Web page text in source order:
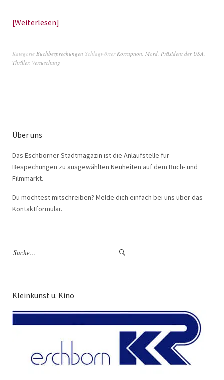
Weiterlesen
Kategorie Buchbesprechungen SchlagwörterKorruption, Mord, Präsident der USA,
Thriller, Vertuschung
Über uns
Das Eschborner Stadtmagazin ist die Anlaufstelle für
Bespechungen zu ausgewählten Neuheiten auf dem Buch- und
Filmmarkt.
Du möchtest mitschreiben? Melde dich einfach bei uns über das
Kontaktformular.
Kleinkunst u. Kino